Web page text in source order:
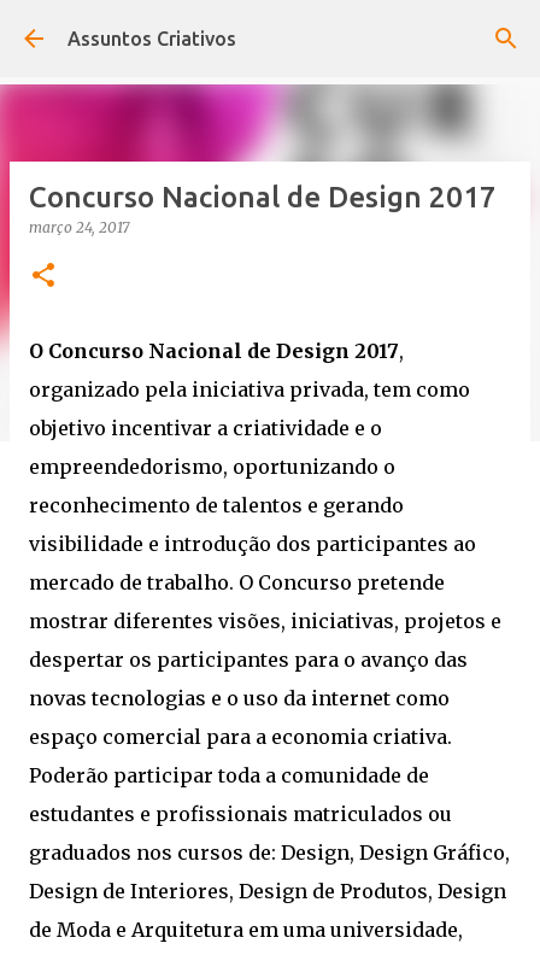
Pular para o conteúdo principal
Assuntos Criativos
Concurso Nacional de Design 2017
março 24, 2017
O Concurso Nacional de Design 2017,
organizado pela iniciativa privada, tem como
objetivo incentivar a criatividade e o
empreendedorismo, oportunizando o
reconhecimento de talentos e gerando
visibilidade e introdução dos participantes ao
mercado de trabalho. O Concurso pretende
mostrar diferentes visões, iniciativas, projetos e
despertar os participantes para o avanço das
novas tecnologias e o uso da internet como
espaço comercial para a economia criativa.
Poderão participar toda a comunidade de
estudantes e profissionais matriculados ou
graduados nos cursos de: Design, Design Gráfico,
Design de Interiores, Design de Produtos, Design
de Moda e Arquitetura em uma universidade,